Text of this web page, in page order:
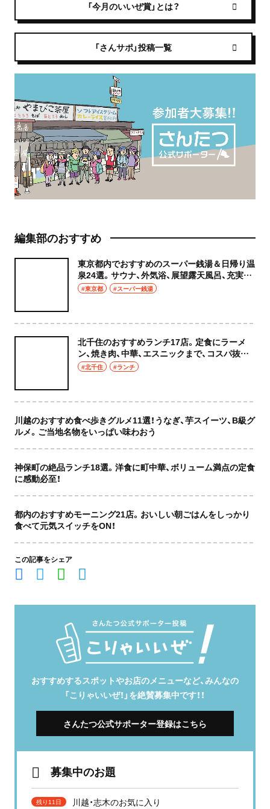
「今月のいいぜ賞」とは？
「さんサポ」投稿一覧
編集部のおすすめ
東京都内でおすすめのスーパー銭湯＆日帰り温
泉24選。サウナ、外気浴、展望露天風呂、充実の
癒やし空間へ
#東京都 #スーパー銭湯
北千住のおすすめランチ17店。定食にラーメ
ン、焼き肉、中華、エスニックまで、コスパ抜群
な店もおしゃれな店も網羅してご紹介！
#北千住 #ランチ
川越のおすすめ食べ歩きグルメ11選！うなぎ、芋スイーツ、B級グ
ルメ。ご当地名物をいっぱい味わおう
神保町の絶品ランチ18選。洋食に町中華、ボリューム満点の定食
に感動必至！
都内のおすすめモーニング21店。おいしい朝ごはんをしっかり
食べて元気スイッチをON！
この記事をシェア
おすすめするスポットやお店のメニューなど、みんなの
「こりゃいいぜ！」を絶賛募集中です！！
さんたつ公式サポーター登録はこちら
募集中のお題
残り11日 川越・志木のお気に入り